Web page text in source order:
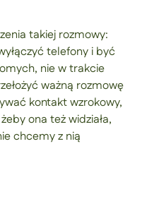
takiej rozmowy:
telefony i być
nie w trakcie
ważną rozmowę
kontakt wzrokowy,
ona też widziała,
chcemy z nią